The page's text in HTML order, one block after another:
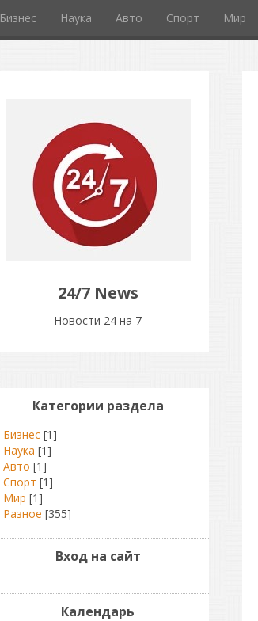
Бизнес Наука Авто Спорт Мир
24/7 News
Новости 24 на 7
Категории раздела
Бизнес [1]
Наука [1]
Авто [1]
Спорт [1]
Мир [1]
Разное [355]
Вход на сайт
Календарь